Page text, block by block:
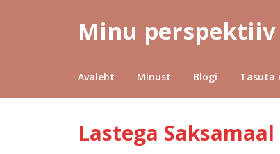
Minu perspektiiv
Avaleht Minust Blogi Tasuta
Lastega